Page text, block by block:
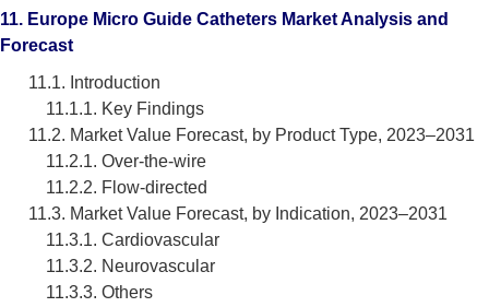
11. Europe Micro Guide Catheters Market Analysis and
Forecast
11.1. Introduction
11.1.1. Key Findings
11.2. Market Value Forecast, by Product Type, 2023–2031
11.2.1. Over-the-wire
11.2.2. Flow-directed
11.3. Market Value Forecast, by Indication, 2023–2031
11.3.1. Cardiovascular
11.3.2. Neurovascular
11.3.3. Others